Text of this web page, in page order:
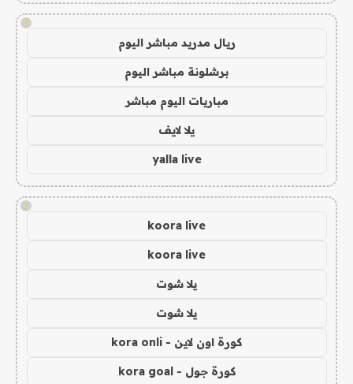
!
ريال مدريد مباشر اليوم
برشلونة مباشر اليوم
مباريات اليوم مباشر
يلا لايف
yalla live
!
koora live
koora live
يلا شوت
يلا شوت
كورة اون لاين - kora onli
كورة جول - kora goal